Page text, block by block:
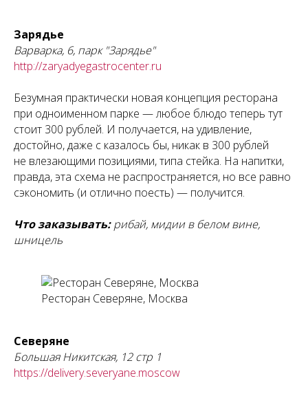
Зарядье
Варварка, 6, парк "Зарядье"
http://zaryadyegastrocenter.ru
Безумная практически новая концепция ресторана
при одноименном парке — любое блюдо теперь тут
стоит 300 рублей. И получается, на удивление,
достойно, даже с казалось бы, никак в 300 рублей
не влезающими позициями, типа стейка. На напитки,
правда, эта схема не распространяется, но все равно
сэкономить (и отлично поесть) — получится.
Что заказывать:рибай, мидии в белом вине,
шницель
Ресторан Северяне, Москва
Северяне
Большая Никитская, 12 стр 1
https://delivery.severyane.moscow